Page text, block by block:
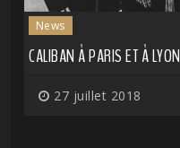
News
CALIBAN À PARIS ET À LYON
27 juillet 2018